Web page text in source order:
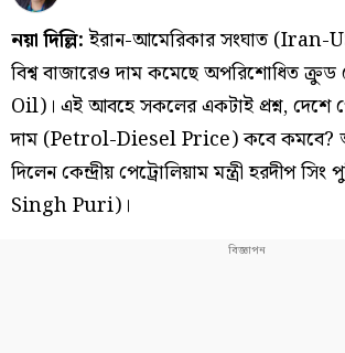
নয়া দিল্লি:ইরান-আমেরিকার সংঘাত (Iran-
বিশ্ব বাজারেও দাম কমেছে অপরিশোধিত
Oil)। এই আবহে সকলের একটাই প্রশ্ন, দেশে
দাম (Petrol-Diesel Price) কবে কমবে?
দিলেন কেন্দ্রীয় পেট্রোলিয়াম মন্ত্রী হরদীপ
Singh Puri)।